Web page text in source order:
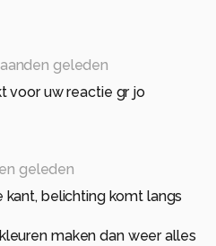
geleden
voor uw reactie gr jo
geleden
kant, belichting komt langs
maken dan weer alles